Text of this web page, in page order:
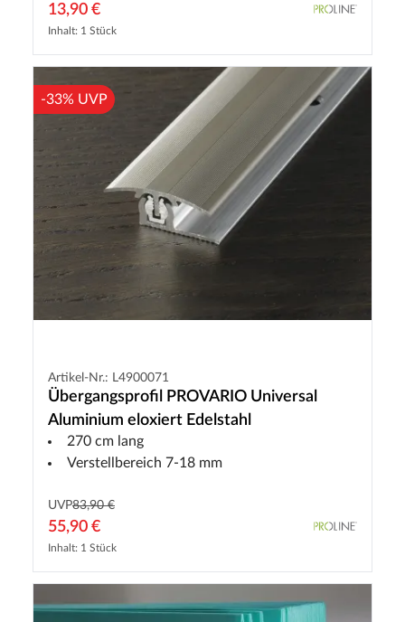
13,90 €
Inhalt: 1 Stück
-33% UVP
Artikel-Nr.: L4900071
Übergangsprofil PROVARIO Universal
Aluminium eloxiert Edelstahl
270 cm lang
Verstellbereich 7-18 mm
UVP83,90 €
55,90 €
Inhalt: 1 Stück